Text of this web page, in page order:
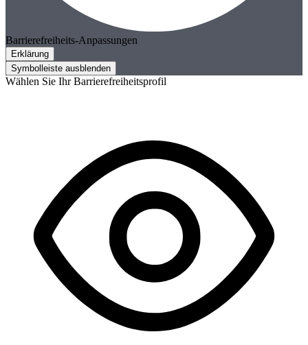
Barrierefreiheits-Anpassungen
Erklärung
Symbolleiste ausblenden
Wählen Sie Ihr Barrierefreiheitsprofil